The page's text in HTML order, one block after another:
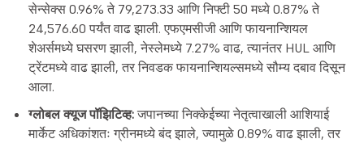
सेन्सेक्स 0.96% ते 79,273.33 आणि निफ्टी 50 मध्ये 0.87% ते
24,576.60 पर्यंत वाढ झाली. एफएमसीजी आणि फायनान्शियल
शेअर्समध्ये घसरण झाली, नेस्लेमध्ये 7.27% वाढ, त्यानंतर HUL आणि
ट्रेंटमध्ये वाढ झाली, तर निवडक फायनान्शियल्समध्ये सौम्य दबाव दिसून
आला.
ग्लोबल क्यूज पॉझिटिव्ह: जपानच्या निक्केईच्या नेतृत्वाखाली आशियाई
मार्केट अधिकांशतः ग्रीनमध्ये बंद झाले, ज्यामुळे 0.89% वाढ झाली, तर